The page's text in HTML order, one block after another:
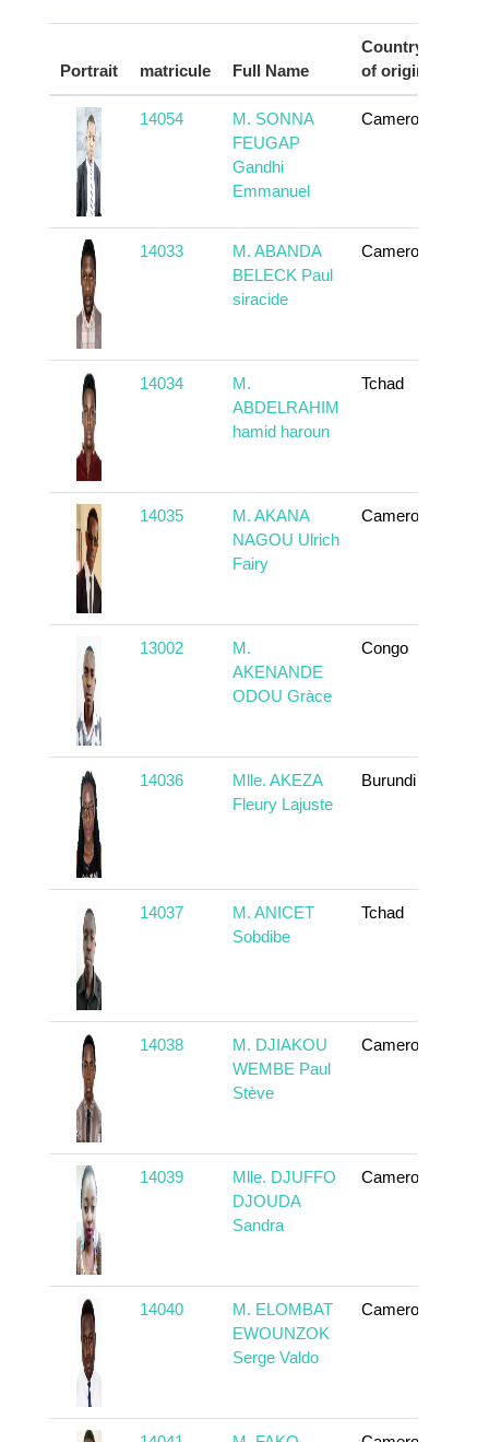
Portrait matricule Full Name
Country
of origin
14054
M. SONNA
FEUGAP
Gandhi
Emmanuel
Cameroun
14033
M. ABANDA
BELECK Paul
siracide
Cameroun
14034
M.
ABDELRAHIM
hamid haroun
Tchad
14035
M. AKANA
NAGOU Ulrich
Fairy
Cameroun
13002
M.
AKENANDE
ODOU Gràce
Congo
14036
Mlle. AKEZA
Fleury Lajuste
Burundi
14037
M. ANICET
Sobdibe
Tchad
14038
M. DJIAKOU
WEMBE Paul
Stève
Cameroun
14039
Mlle. DJUFFO
DJOUDA
Sandra
Cameroun
14040
M. ELOMBAT
EWOUNZOK
Serge Valdo
Cameroun